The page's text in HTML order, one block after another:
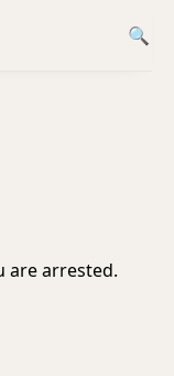
are arrested.